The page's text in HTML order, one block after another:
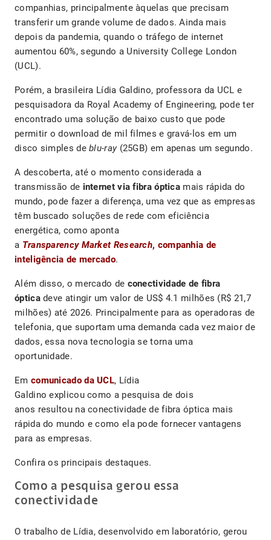
companhias, principalmente àquelas que precisam
transferir um grande volume de dados. Ainda mais
depois da pandemia, quando o tráfego de internet
aumentou 60%, segundo a University College London
(UCL).
Porém, a brasileira Lídia Galdino, professora da UCL e
pesquisadora da Royal Academy of Engineering, pode ter
encontrado uma solução de baixo custo que pode
permitir o download de mil filmes e gravá-los em um
disco simples deblu-ray (25GB) em apenas um segundo.
A descoberta, até o momento considerada a
transmissão de internet via fibra óptica mais rápida do
mundo, pode fazer a diferença, uma vez que as empresas
têm buscado soluções de rede com eficiência
energética, como aponta
a TransparencyMarket Research, companhia de
inteligência de mercado.
Além disso, o mercado de conectividade de fibra
ópticadeve atingir um valor de US$ 4.1 milhões (R$ 21,7
milhões) até 2026. Principalmente para as operadoras de
telefonia, que suportam uma demanda cada vez maior de
dados, essa nova tecnologia se torna uma
oportunidade.
Em comunicado da UCL, Lídia
Galdino explicou como a pesquisa de dois
anos resultou na conectividade de fibra óptica mais
rápida do mundo e como ela pode fornecer vantagens
para as empresas.
Confira os principais destaques.
Como a pesquisa gerou essa
conectividade
O trabalho de Lídia, desenvolvido em laboratório, gerou